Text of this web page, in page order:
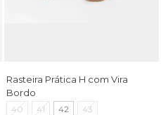
Rasteira Prática H com Vira
Bordo
40 41 42 43